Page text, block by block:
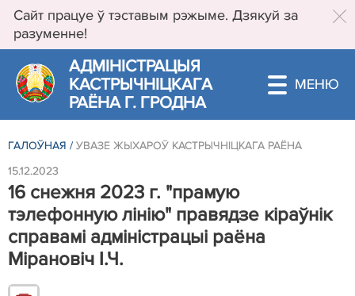
Сайт працуе ў тэставым рэжыме. Дзякуй за
разуменне!
АДМIНIСТРАЦЫЯ
КАСТРЫЧНIЦКАГА
РАЁНА Г. ГРОДНА
ГАЛОЎНАЯ / УВАЗЕ ЖЫХАРОЎ КАСТРЫЧНІЦКАГА РАЁНА
15.12.2023
16 снежня 2023 г. "прамую
тэлефонную лінію" правядзе кіраўнік
справамі адміністрацыі раёна
Мірановіч І.Ч.